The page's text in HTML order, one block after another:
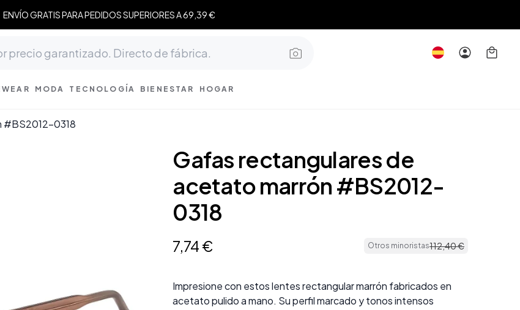
ENVÍO GRATIS PARA PEDIDOS SUPERIORES A 69,39 €
MODA TECNOLOGÍA BIENESTAR HOGAR
#BS2012-0318
Gafas rectangulares de
acetato marrón #BS2012-
0318
7,74 € Otros minoristas112,40€
Impresione con estos lentes rectangular marrón fabricados en
acetato pulido a mano. Su perfil marcado y tonos intensos